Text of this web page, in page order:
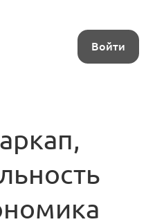
Войти